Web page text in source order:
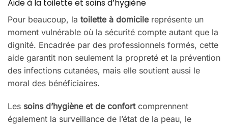
Aide à la toilette et soins d’hygiène
Pour beaucoup, la toilette à domicilereprésente un
moment vulnérable où la sécurité compte autant que la
dignité. Encadrée par des professionnels formés, cette
aide garantit non seulement la propreté et la prévention
des infections cutanées, mais elle soutient aussi le
moral des bénéficiaires.
Les soins d’hygiène et de confortcomprennent
également la surveillance de l’état de la peau, le